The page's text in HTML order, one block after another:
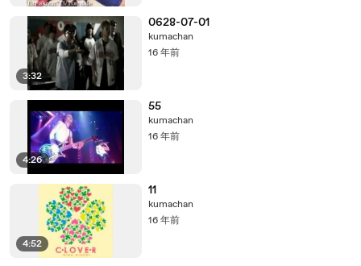
3:32
0628-07-01
kumachan
16 年前
4:26
55
kumachan
16 年前
4:52
11
kumachan
16 年前